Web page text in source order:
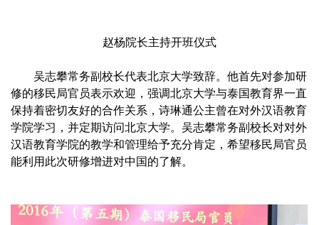
赵杨院长主持开班仪式
吴志攀常务副校长代表北京大学致辞。他首先对参加研
修的移民局官员表示欢迎，强调北京大学与泰国教育界一直
保持着密切友好的合作关系，诗琳通公主曾在对外汉语教育
学院学习，并定期访问北京大学。吴志攀常务副校长对对外
汉语教育学院的教学和管理给予充分肯定，希望移民局官员
能利用此次研修增进对中国的了解。